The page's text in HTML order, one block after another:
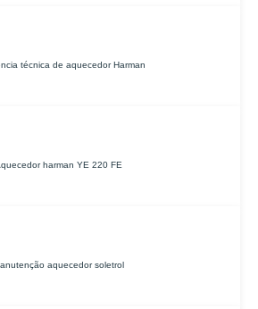
técnica de aquecedor Harman
harman YE 220 FE
aquecedor soletrol